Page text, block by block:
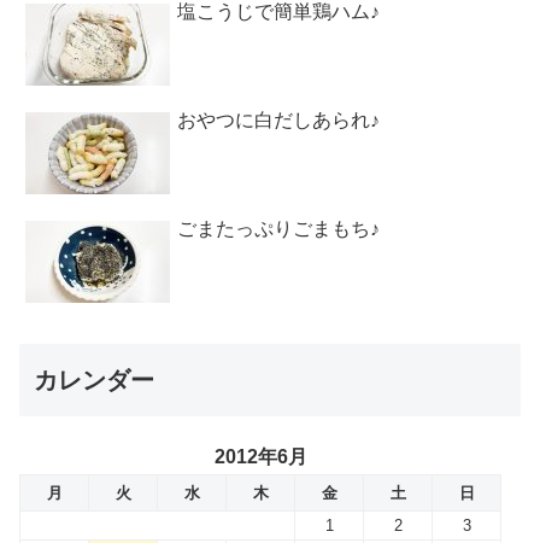
塩こうじで簡単鶏ハム♪
おやつに白だしあられ♪
ごまたっぷりごまもち♪
カレンダー
2012年6月
月 火 水 木 金 土
日
1
2
3